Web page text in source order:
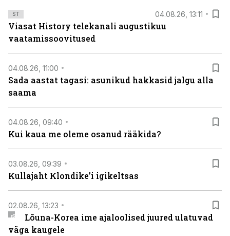
ST 04.08.26, 13:11
Viasat History telekanali augustikuu
vaatamissoovitused
04.08.26, 11:00
Sada aastat tagasi: asunikud hakkasid jalgu alla
saama
04.08.26, 09:40
Kui kaua me oleme osanud rääkida?
03.08.26, 09:39
Kullajaht Klondike’i igikeltsas
02.08.26, 13:23
Lõuna-Korea ime ajaloolised juured ulatuvad
väga kaugele